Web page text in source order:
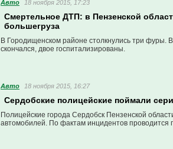
Авто 18 ноября 2015, 17:23
Смертельное ДТП: в Пензенской
большегруза
В Городищенском районе столкнулись три фуры.
скончался, двое госпитализированы.
Авто 18 ноября 2015, 16:27
Сердобские полицейские поймали
Полицейские города Сердобск Пензенской
автомобилей. По фактам инцидентов проводится